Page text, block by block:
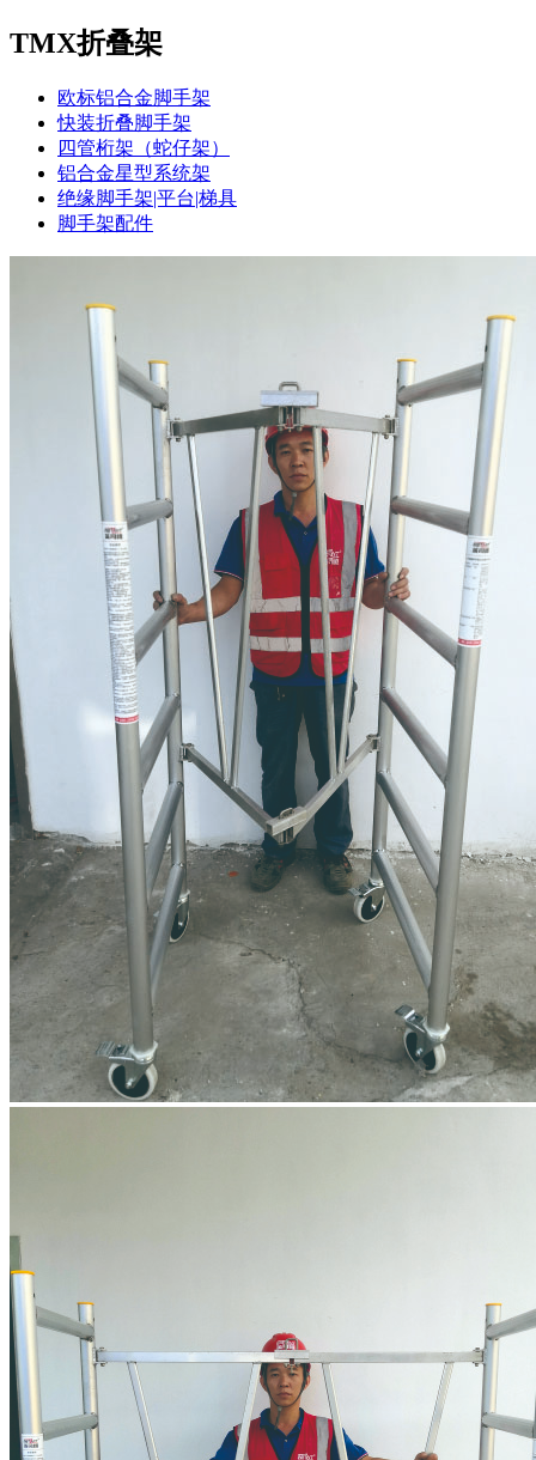
TMX折叠架
欧标铝合金脚手架
快装折叠脚手架
四管桁架（蛇仔架）
铝合金星型系统架
绝缘脚手架|平台|梯具
脚手架配件